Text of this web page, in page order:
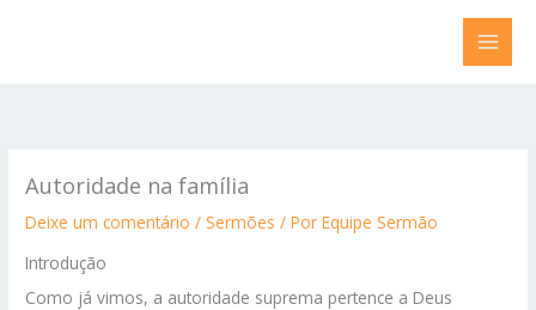
Autoridade na família
Deixe um comentário /Sermões / PorEquipe Sermão
Introdução
Como já vimos, a autoridade suprema pertence a Deus